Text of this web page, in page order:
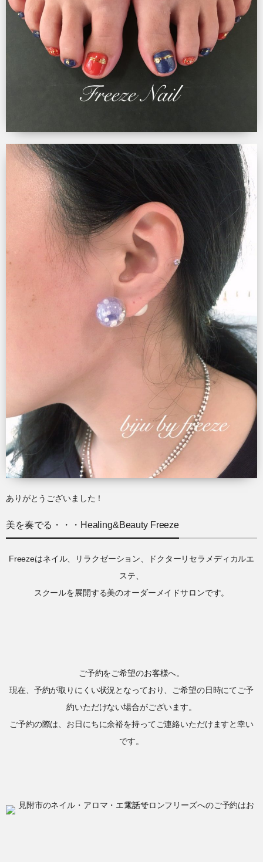
ありがとうございました！
美を奏でる・・・Healing&Beauty Freeze
Freezeはネイル、リラクゼーション、ドクターリセラメディカルエ
ステ、
スクールを展開する美のオーダーメイドサロンです。
ご予約をご希望のお客様へ。
現在、予約が取りにくい状況となっており、ご希望の日時にてご予
約いただけない場合がございます。
ご予約の際は、お日にちに余裕を持ってご連絡いただけますと幸い
です。